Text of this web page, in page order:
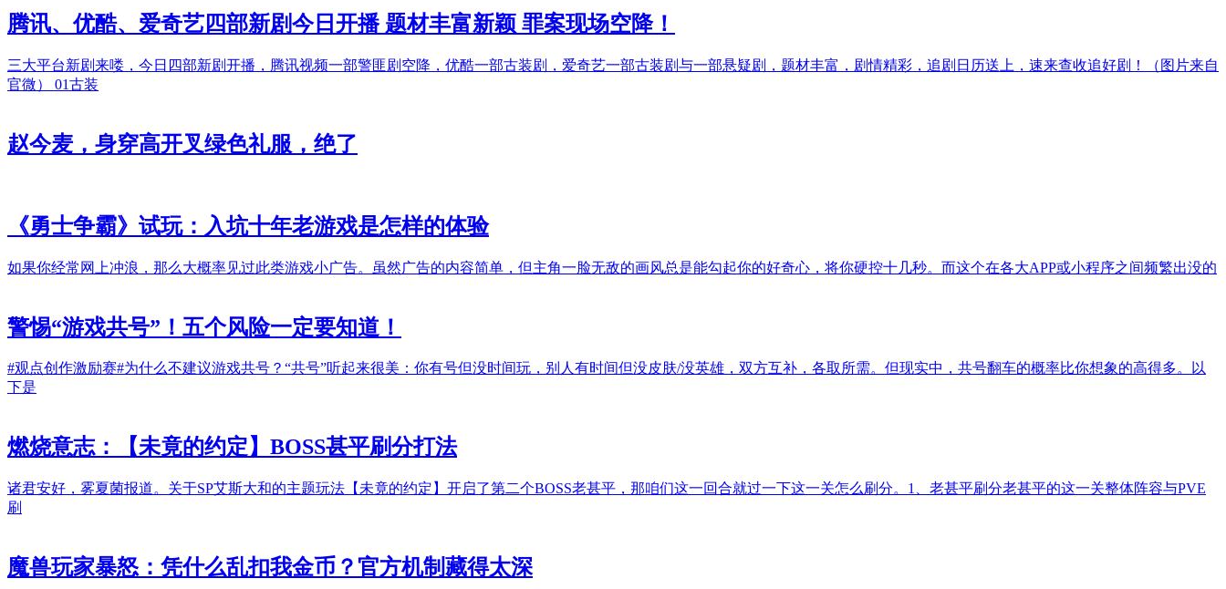
腾讯、优酷、爱奇艺四部新剧今日开播 题材丰富新颖 罪案现场空降！
三大平台新剧来喽，今日四部新剧开播，腾讯视频一部警匪剧空降，优酷一部古装剧，爱奇艺一部古装剧与一部悬疑剧，题材丰富，剧情精彩，追剧日历送上，速来查收追好剧！（图片来自
官微） 01古装
赵今麦，身穿高开叉绿色礼服，绝了
《勇士争霸》试玩：入坑十年老游戏是怎样的体验
如果你经常网上冲浪，那么大概率见过此类游戏小广告。虽然广告的内容简单，但主角一脸无敌的画风总是能勾起你的好奇心，将你硬控十几秒。而这个在各大APP或小程序之间频繁出没的
警惕“游戏共号”！五个风险一定要知道！
#观点创作激励赛#为什么不建议游戏共号？“共号”听起来很美：你有号但没时间玩，别人有时间但没皮肤/没英雄，双方互补，各取所需。但现实中，共号翻车的概率比你想象的高得多。以
下是
燃烧意志：【未竟的约定】BOSS甚平刷分打法
诸君安好，雾夏菌报道。关于SP艾斯大和的主题玩法【未竟的约定】开启了第二个BOSS老甚平，那咱们这一回合就过一下这一关怎么刷分。1、老甚平刷分老甚平的这一关整体阵容与PVE
刷
魔兽玩家暴怒：凭什么乱扣我金币？官方机制藏得太深